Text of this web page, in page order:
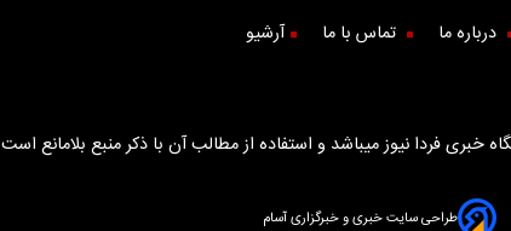
درباره ما تماس با ما آرشیو
خبری فردا نیوز میباشد و استفاده از مطالب آن با ذکر منبع بلامانع است
طراحی سایت خبری و خبرگزاری آسام